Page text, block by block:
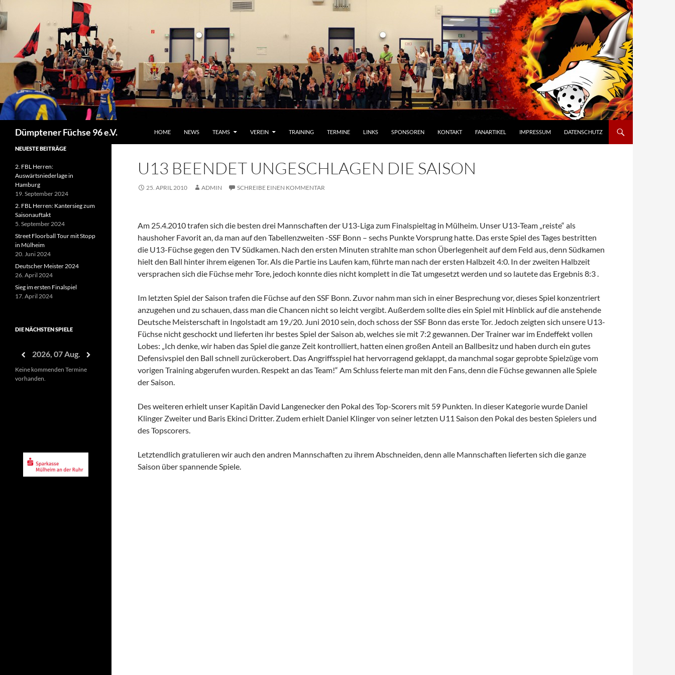
Dümptener Füchse 96 e.V.
HOME
NEWS TEAMS VEREIN TRAINING TERMINE LINKS SPONSOREN KONTAKT FANARTIKEL IMPRESSUM DATENSCHUTZ
U13 BEENDET UNGESCHLAGEN DIE SAISON
25. APRIL 2010 ADMIN SCHREIBE EINEN KOMMENTAR
Am 25.4.2010 trafen sich die besten drei Mannschaften der U13-Liga zum Finalspieltag in Mülheim. Unser U13-Team „reiste“ als
haushoher Favorit an, da man auf den Tabellenzweiten -SSF Bonn – sechs Punkte Vorsprung hatte. Das erste Spiel des Tages bestritten
die U13-Füchse gegen den TV Südkamen. Nach den ersten Minuten strahlte man schon Überlegenheit auf dem Feld aus, denn Südkamen
hielt den Ball hinter ihrem eigenen Tor. Als die Partie ins Laufen kam, führte man nach der ersten Halbzeit 4:0. In der zweiten Halbzeit
versprachen sich die Füchse mehr Tore, jedoch konnte dies nicht komplett in die Tat umgesetzt werden und so lautete das Ergebnis 8:3 .
Im letzten Spiel der Saison trafen die Füchse auf den SSF Bonn. Zuvor nahm man sich in einer Besprechung vor, dieses Spiel konzentriert
anzugehen und zu schauen, dass man die Chancen nicht so leicht vergibt. Außerdem sollte dies ein Spiel mit Hinblick auf die anstehende
Deutsche Meisterschaft in Ingolstadt am 19./20. Juni 2010 sein, doch schoss der SSF Bonn das erste Tor. Jedoch zeigten sich unsere U13-
Füchse nicht geschockt und lieferten ihr bestes Spiel der Saison ab, welches sie mit 7:2 gewannen. Der Trainer war im Endeffekt vollen
Lobes: „Ich denke, wir haben das Spiel die ganze Zeit kontrolliert, hatten einen großen Anteil an Ballbesitz und haben durch ein gutes
Defensivspiel den Ball schnell zurückerobert. Das Angriffsspiel hat hervorragend geklappt, da manchmal sogar geprobte Spielzüge vom
vorigen Training abgerufen wurden. Respekt an das Team!“ Am Schluss feierte man mit den Fans, denn die Füchse gewannen alle Spiele
der Saison.
Des weiteren erhielt unser Kapitän David Langenecker den Pokal des Top-Scorers mit 59 Punkten. In dieser Kategorie wurde Daniel
Klinger Zweiter und Baris Ekinci Dritter. Zudem erhielt Daniel Klinger von seiner letzten U11 Saison den Pokal des besten Spielers und
des Topscorers.
Letztendlich gratulieren wir auch den andren Mannschaften zu ihrem Abschneiden, denn alle Mannschaften lieferten sich die ganze
Saison über spannende Spiele.
NEUESTE BEITRÄGE
2. FBL Herren:
Auswärtsniederlage in
Hamburg
19. September 2024
2. FBL Herren: Kantersieg zum
Saisonauftakt
5. September 2024
Street Floorball Tour mit Stopp
in Mülheim
20. Juni 2024
Deutscher Meister 2024
26. April 2024
Sieg im ersten Finalspiel
17. April 2024
DIE NÄCHSTEN SPIELE
2026, 07 Aug.
Keine kommenden Termine
vorhanden.